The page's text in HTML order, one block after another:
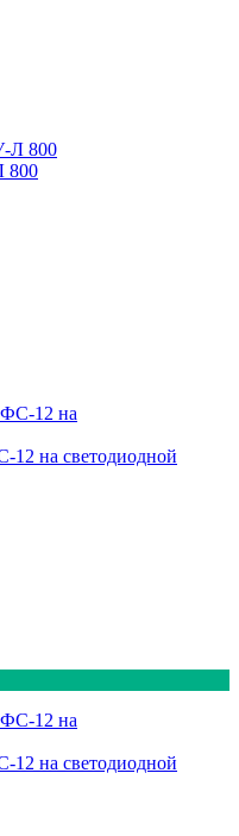
800
на светодиодной
на светодиодной